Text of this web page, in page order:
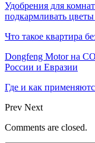
Удобрения для
подкармливать
Что такое квартира
Dongfeng Motor на
России и Евразии
Где и как
Prev Next
Comments are closed.